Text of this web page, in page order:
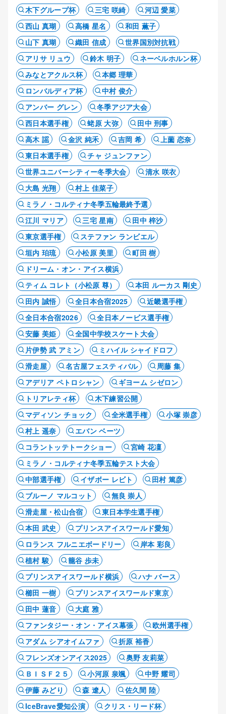
木下グループ杯 三宅 咲綺
河辺 愛菜
西山 真瑚
高橋 星名
和田 薫子
山下 真瑚
織田 信成
世界国別対抗戦
アリサ リュウ
鈴木 明子
ネーベルホルン杯
みなとアクルス杯
本郷 理華
ロンバルディア杯
中村 俊介
アンバー グレン
冬季アジア大会
西日本選手権
蛯原 大弥
田中 刑事
高木 謡
金沢 純禾 吉岡 希
上薗 恋奈
東日本選手権
チャ ジュンファン
世界ユニバーシティー冬季大会
清水 咲衣
大島 光翔
村上 佳菜子
ミラノ・コルティナ冬季五輪最終予選
江川 マリア
三宅 星南
田中 梓沙
東京選手権
ステファン ランビエル
垣内 珀琉
小松原 美里
町田 樹
ドリーム・オン・アイス横浜
ティム コレト（小松原 尊）
本田 ルーカス 剛史
田内 誠悟
全日本合宿2025
近畿選手権
全日本合宿2026
全日本ノービス選手権
安藤 美姫
全国中学校スケート大会
片伊勢 武 アミン
ミハイル シャイドロフ
滑走屋
名古屋フェスティバル
周藤 集
アデリア ペトロシャン
ギヨーム シゼロン
トリアレティ杯
木下練習公開
マディソン チョック
全米選手権
小塚 崇彦
村上 遥奈
エバン ベーツ
コラントッテトークショー
宮崎 花凜
ミラノ・コルティナ冬季五輪テスト大会
中部選手権
イザボー レビト
田村 篤彦
ブルーノ マルコット
無良 崇人
滑走屋・松山合宿
東日本学生選手権
本田 武史
プリンスアイスワールド愛知
ロランス フルニエボードリー
岸本 彩良
植村 駿
籠谷 歩未
プリンスアイスワールド横浜
ハナ バース
櫛田 一樹
プリンスアイスワールド東京
田中 蓮音
大庭 雅
ファンタジー・オン・アイス幕張
欧州選手権
アダム シアオイムファ
折原 裕香
フレンズオンアイス2025
奥野 友莉菜
ＢＩＳＦ２５
小河原 泉颯
中野 耀司
伊藤 みどり
森 遼人
佐久間 陸
IceBrave愛知公演
クリス・リード杯